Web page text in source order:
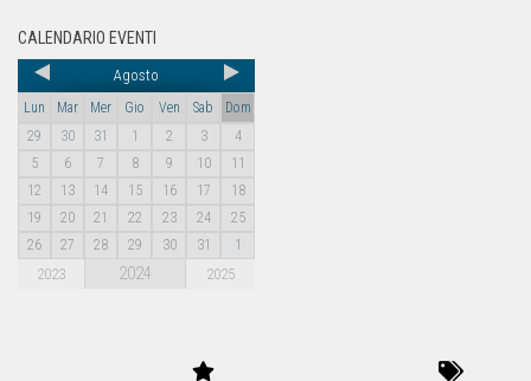
CALENDARIO EVENTI
Agosto
Lun Mar Mer Gio Ven Sab
Dom
29
30 31 1 2 3
4
5
6 7 8 9 10
11
12
13 14 15 16 17
18
19
20 21 22 23 24
25
26
27 28 29 30 31 1
2023 2024 2025